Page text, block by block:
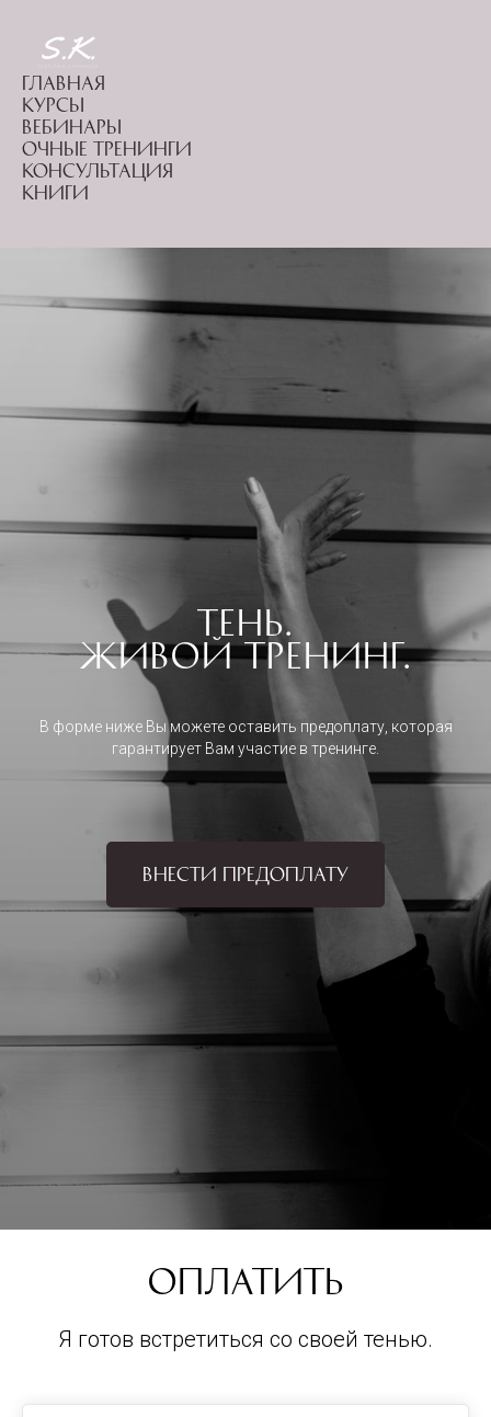
Главная
Курсы
Вебинары
Очные тренинги
Консультация
Книги
Тень.
Живой тренинг.
В форме ниже Вы можете оставить предоплату, которая
гарантирует Вам участие в тренинге.
ВНЕСТИ ПРЕДОПЛАТУ
Оплатить
Я готов встретиться со своей тенью.